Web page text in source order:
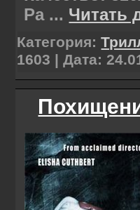
Ра ... Читать
Категория:
1603 | Дата: